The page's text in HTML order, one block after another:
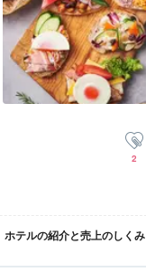
2
ホテルの紹介と売上のしくみ